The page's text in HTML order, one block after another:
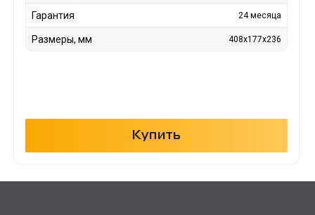
Гарантия 24 месяца
Размеры, мм 408x177x236
Купить